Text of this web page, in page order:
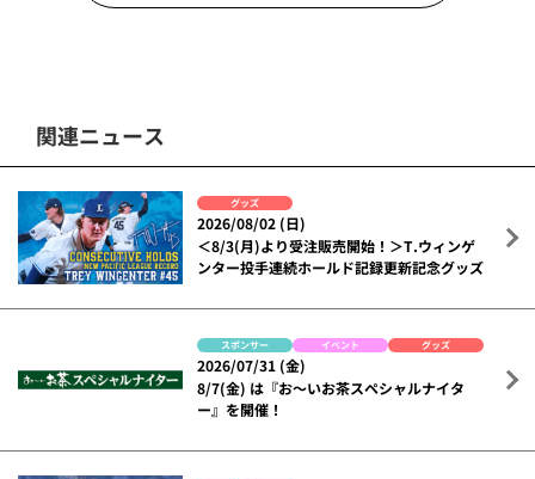
関連ニュース
グッズ
2026/08/02 (日)
＜8/3(月)より受注販売開始！＞T.ウィンゲ
ンター投手連続ホールド記録更新記念グッズ
スポンサー イベント グッズ
2026/07/31 (金)
8/7(金) は『お～いお茶スペシャルナイタ
ー』を開催！